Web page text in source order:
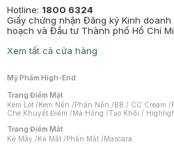
Hotline: 1800 6324
Giấy chứng nhận Đăng ký Kinh doanh
hoạch và Đầu tư Thành phố Hồ Chí
Xem tất cả cửa hàng
Mỹ Phẩm High-End
Trang Điểm Mặt
Kem Lót /Kem Nền /Phấn Nền /BB / CC Cream /
Che Khuyết Điểm /Má Hồng /Tạo Khối /
Trang Điểm Mắt
Kẻ Mày /Kẻ Mắt /Phấn Mắt /Mascara